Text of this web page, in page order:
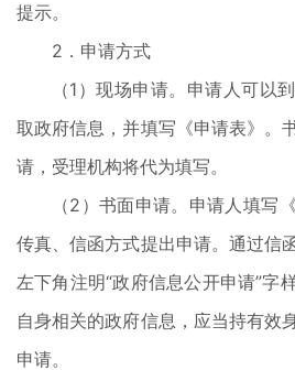
提示。
2．申请方式
（1）现场申请。申请人可以
取政府信息，并填写《申请表》。
请，受理机构将代为填写。
（2）书面申请。申请人填写
传真、信函方式提出申请。通过信
左下角注明“政府信息公开申请”字
自身相关的政府信息，应当持有效
申请。